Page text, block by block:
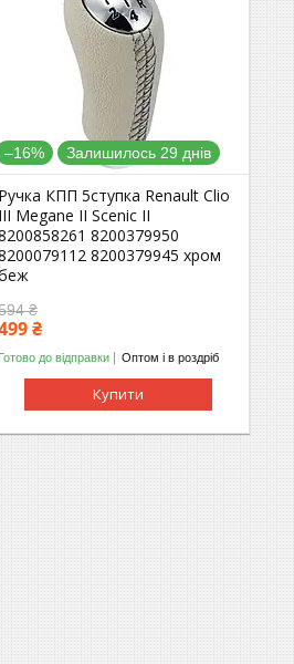
–16% Залишилось 29 днів
Ручка КПП 5ступка Renault Clio
III Megane II Scenic II
8200379950
8200379945 хром
₴
₴
Готово до відправки Оптом і в роздріб
Купити